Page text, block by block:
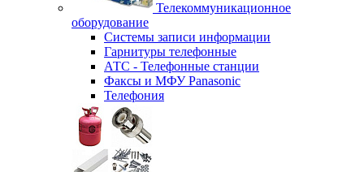
Телекоммуникационное
оборудование
Системы записи информации
Гарнитуры телефонные
АТС - Телефонные станции
Факсы и МФУ Panasonic
Телефония